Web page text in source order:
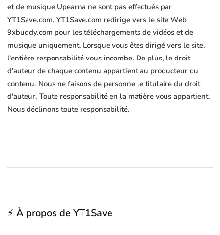
et de musique Upearna ne sont pas effectués par
YT1Save.com. YT1Save.com redirige vers le site Web
9xbuddy.com pour les téléchargements de vidéos et de
musique uniquement. Lorsque vous êtes dirigé vers le site,
l'entière responsabilité vous incombe. De plus, le droit
d'auteur de chaque contenu appartient au producteur du
contenu. Nous ne faisons de personne le titulaire du droit
d'auteur. Toute responsabilité en la matière vous appartient.
Nous déclinons toute responsabilité.
⚡ À propos de YT1Save